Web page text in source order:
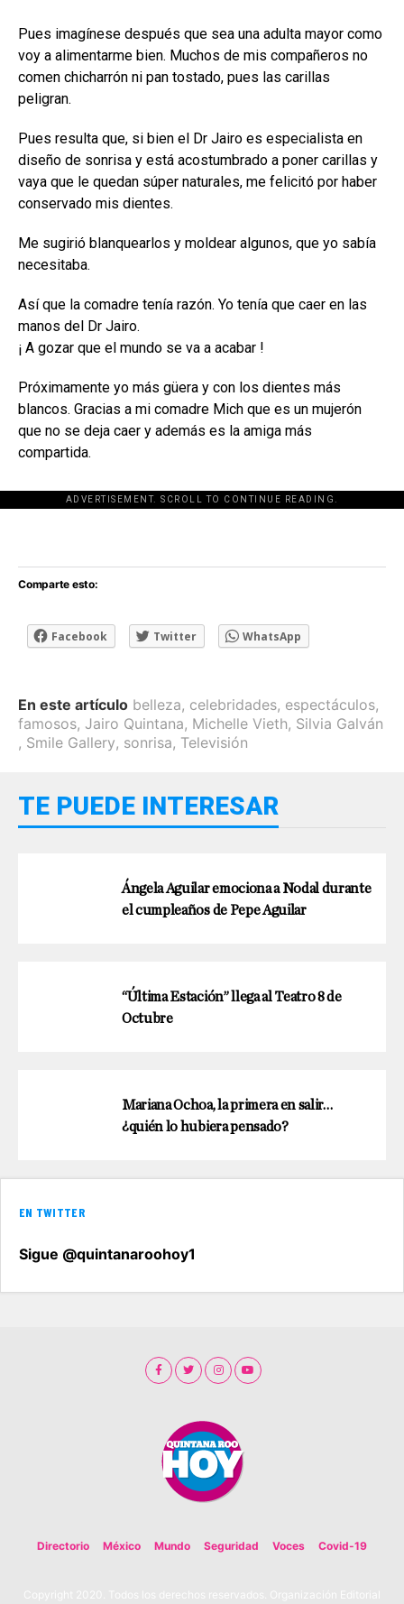
Pues imagínese después que sea una adulta mayor como
voy a alimentarme bien. Muchos de mis compañeros no
comen chicharrón ni pan tostado, pues las carillas
peligran.
Pues resulta que, si bien el Dr Jairo es especialista en
diseño de sonrisa y está acostumbrado a poner carillas y
vaya que le quedan súper naturales, me felicitó por haber
conservado mis dientes.
Me sugirió blanquearlos y moldear algunos, que yo sabía
necesitaba.
Así que la comadre tenía razón. Yo tenía que caer en las
manos del Dr Jairo.
¡ A gozar que el mundo se va a acabar !
Próximamente yo más güera y con los dientes más
blancos. Gracias a mi comadre Mich que es un mujerón
que no se deja caer y además es la amiga más
compartida.
ADVERTISEMENT. SCROLL TO CONTINUE READING.
[adsforwp id="243463"]
Comparte esto:
Facebook Twitter WhatsApp
En este artículo belleza, celebridades, espectáculos,
famosos, Jairo Quintana, Michelle Vieth, Silvia Galván
, Smile Gallery, sonrisa, Televisión
TE PUEDE INTERESAR
Ángela Aguilar emociona a Nodal durante
el cumpleaños de Pepe Aguilar
“Última Estación” llega al Teatro 8 de
Octubre
Mariana Ochoa, la primera en salir…
¿quién lo hubiera pensado?
EN TWITTER
Sigue @quintanaroohoy1
Directorio México Mundo Seguridad Voces Covid-19